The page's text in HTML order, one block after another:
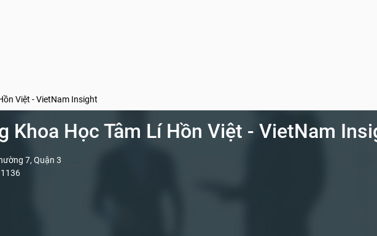
Việt - VietNam Insight
Khoa Học Tâm Lí Hồn Việt - VietNam
7, Quận 3